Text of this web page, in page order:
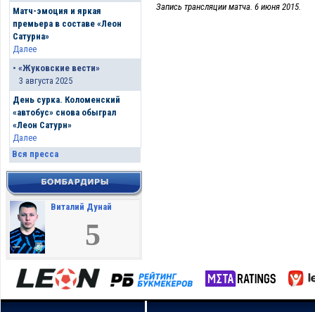
Матч-эмоция и яркая
премьера в составе «Леон
Сатурна»
Далее
• «Жуковские вести»
3 августа 2025
День сурка. Коломенский
«автобус» снова обыграл
«Леон Сатурн»
Далее
Вся пресса
Виталий Дунай
5
Запись трансляции матча. 6 июня 2015.